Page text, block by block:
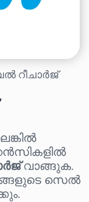
റീചാർജ്
വാങ്ങുക.
സെൽ